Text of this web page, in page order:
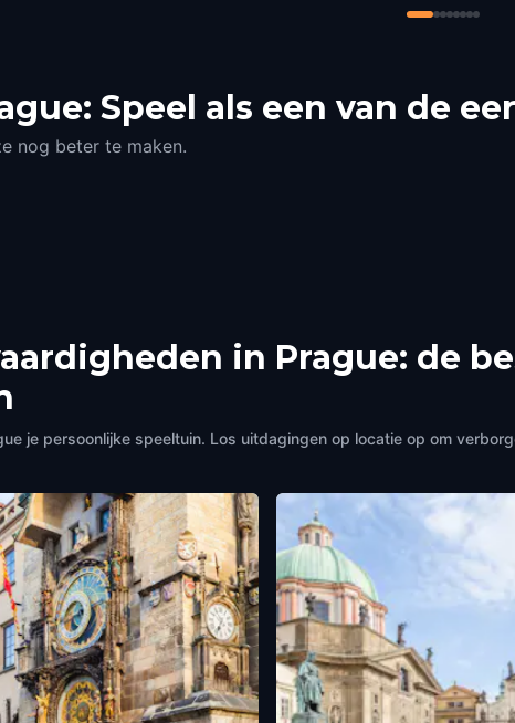
Speel als een van de
nog beter te maken.
in Prague: de
je persoonlijke speeltuin. Los uitdagingen op locatie op om